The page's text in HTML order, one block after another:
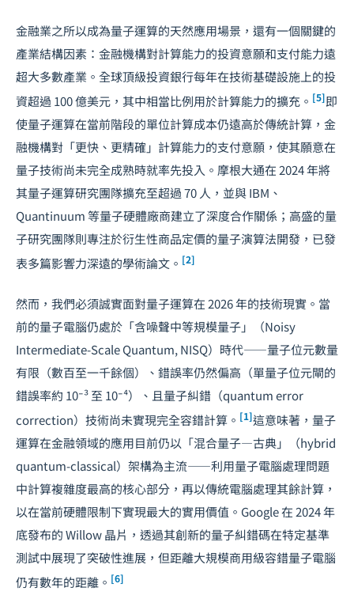
金融業之所以成為量子運算的天然應用場景，還有一個關鍵的
產業結構因素：金融機構對計算能力的投資意願和支付能力遠
超大多數產業。全球頂級投資銀行每年在技術基礎設施上的投
資超過 100 億美元，其中相當比例用於計算能力的擴充。 [5]即
使量子運算在當前階段的單位計算成本仍遠高於傳統計算，金
融機構對「更快、更精確」計算能力的支付意願，使其願意在
量子技術尚未完全成熟時就率先投入。摩根大通在 2024 年將
其量子運算研究團隊擴充至超過 70 人，並與 IBM、
Quantinuum 等量子硬體廠商建立了深度合作關係；高盛的量
子研究團隊則專注於衍生性商品定價的量子演算法開發，已發
表多篇影響力深遠的學術論文。 [2]
然而，我們必須誠實面對量子運算在 2026 年的技術現實。當
前的量子電腦仍處於「含噪聲中等規模量子」（Noisy
Intermediate-Scale Quantum, NISQ）時代——量子位元數量
有限（數百至一千餘個）、錯誤率仍然偏高（單量子位元閘的
錯誤率約 10⁻³ 至 10⁻⁴）、且量子糾錯（quantum error
correction）技術尚未實現完全容錯計算。 [1]這意味著，量子
運算在金融領域的應用目前仍以「混合量子—古典」（hybrid
quantum-classical）架構為主流——利用量子電腦處理問題
中計算複雜度最高的核心部分，再以傳統電腦處理其餘計算，
以在當前硬體限制下實現最大的實用價值。Google 在 2024 年
底發布的 Willow 晶片，透過其創新的量子糾錯碼在特定基準
測試中展現了突破性進展，但距離大規模商用級容錯量子電腦
仍有數年的距離。 [6]